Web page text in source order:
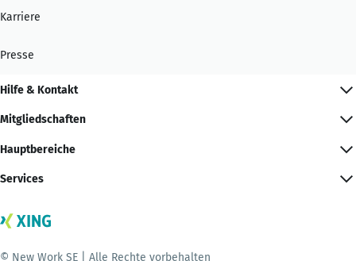
Karriere
Presse
Hilfe & Kontakt
Mitgliedschaften
Hauptbereiche
Services
© New Work SE | Alle Rechte vorbehalten